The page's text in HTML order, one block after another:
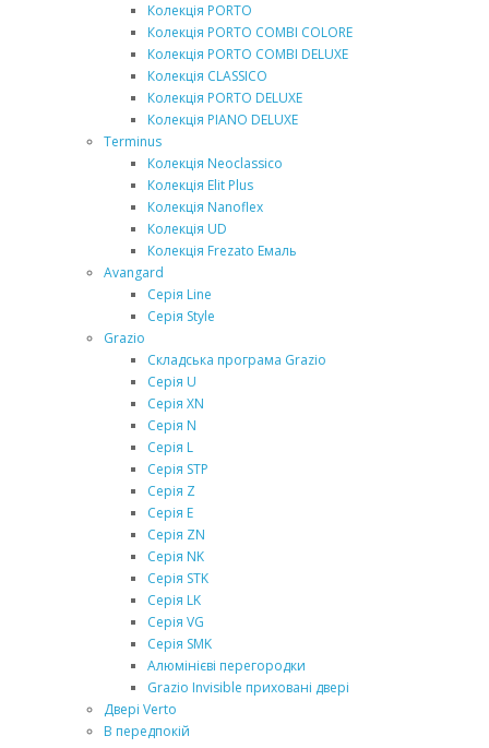
Колекція PORTO
Колекція PORTO COMBI COLORE
Колекція PORTO COMBI DELUXE
Колекція CLASSICO
Колекція PORTO DELUXE
Колекція PIANO DELUXE
Terminus
Колекція Neoclassico
Колекція Elit Plus
Колекція Nanoflex
Колекція UD
Колекція Frezato Емаль
Avangard
Серія Line
Серія Style
Grazio
Складська програма Grazio
Серія U
Серія XN
Серія N
Серія L
Серія STP
Серія Z
Серія Е
Серія ZN
Серія NK
Серія STK
Серія LK
Серія VG
Серія SMK
Алюмінієві перегородки
Grazio Invisible приховані двері
Двері Verto
В передпокій